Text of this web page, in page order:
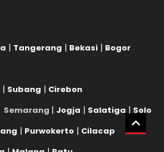
| Tangerang | Bekasi | Bogor
| Subang | Cirebon
Semarang | Jogja | Salatiga | Solo
| Purwokerto | Cilacap